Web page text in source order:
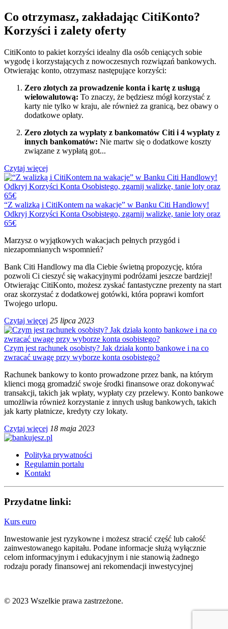
Co otrzymasz, zakładając CitiKonto?
Korzyści i zalety oferty
CitiKonto to pakiet korzyści idealny dla osób ceniących sobie
wygodę i korzystających z nowoczesnych rozwiązań bankowych.
Otwierając konto, otrzymasz następujące korzyści:
Zero złotych za prowadzenie konta i kartę z usługą
wielowalutową: To znaczy, że będziesz mógł korzystać z
karty nie tylko w kraju, ale również za granicą, bez obawy o
dodatkowe opłaty.
Zero złotych za wypłaty z bankomatów Citi i 4 wypłaty z
innych bankomatów: Nie martw się o dodatkowe koszty
związane z wypłatą got...
Czytaj więcej
“Z walizką i CitiKontem na wakacje” w Banku Citi Handlowy!
Odkryj Korzyści Konta Osobistego, zgarnij walizkę, tanie loty oraz
65€
Marzysz o wyjątkowych wakacjach pełnych przygód i
niezapomnianych wspomnień?
Bank Citi Handlowy ma dla Ciebie świetną propozycję, która
pozwoli Ci cieszyć się wakacyjnymi podróżami jeszcze bardziej!
Otwierając CitiKonto, możesz zyskać fantastyczne prezenty na start
oraz skorzystać z dodatkowej gotówki, która poprawi komfort
Twojego urlopu.
Czytaj więcej 25 lipca 2023
Czym jest rachunek osobisty? Jak działa konto bankowe i na co
zwracać uwagę przy wyborze konta osobistego?
Rachunek bankowy to konto prowadzone przez bank, na którym
klienci mogą gromadzić swoje środki finansowe oraz dokonywać
transakcji, takich jak wpłaty, wypłaty czy przelewy. Konto bankowe
umożliwia również korzystanie z innych usług bankowych, takich
jak karty płatnicze, kredyty czy lokaty.
Czytaj więcej 18 maja 2023
Polityka prywatności
Regulamin portalu
Kontakt
Przydatne linki:
Kurs euro
Inwestowanie jest ryzykowne i możesz stracić część lub całość
zainwestowanego kapitału. Podane informacje służą wyłącznie
celom informacyjnym i edukacyjnym i nie stanowią żadnego
rodzaju porady finansowej ani rekomendacji inwestycyjnej
© 2023 Wszelkie prawa zastrzeżone.